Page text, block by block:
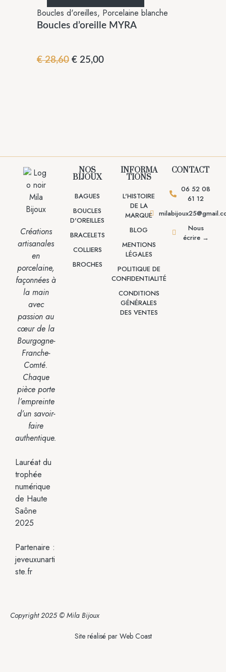
Boucles d'oreilles, Porcelaine blanche
Boucles d’oreille MYRA
€28,60 € 25,00
Créations
artisanales
en
porcelaine,
façonnées à
la main
avec
passion au
cœur de la
Bourgogne-
Franche-
Comté.
Chaque
pièce porte
l’empreinte
d’un savoir-
faire
authentique.
Lauréat du
trophée
numérique
de Haute
Saône
2025
Partenaire :
jeveuxunarti
ste.fr
NOS
BIJOUX
BAGUES
BOUCLES
D'OREILLES
BRACELETS
COLLIERS
BROCHES
INFORMA
TIONS
L'HISTOIRE
DE LA
MARQUE
BLOG
MENTIONS
LÉGALES
POLITIQUE DE
CONFIDENTIALITÉ
CONDITIONS
GÉNÉRALES
DES VENTES
CONTACT
06 52 08
61 12
Nous
écrire →
Copyright 2025 © Mila Bijoux
Site réalisé par Web Coast